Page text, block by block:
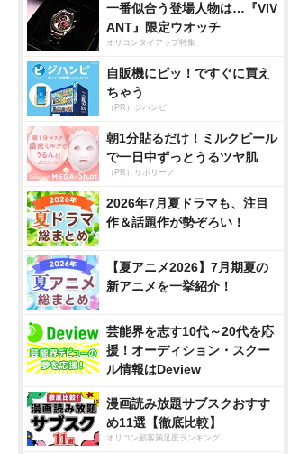
一番似合う登場人物は…『VIV
ANT』限定ウオッチ
オリコンタイアップ特集
自販機にピッ！ですぐに買え
ちゃう
（PR）ジハンピ
朝1分貼るだけ！ミルクピール
で一日中ずっとうるツヤ肌
（PR）サボリーノ
2026年7月夏ドラマも、注目
作＆話題作が勢ぞろい！
【夏アニメ2026】7月期夏の
新アニメを一挙紹介！
芸能界を志す10代～20代を応
援！オーディション・スクー
ル情報はDeview
漫画読み放題サブスクおすす
め11選【徹底比較】
オリコン顧客満足度ランキング